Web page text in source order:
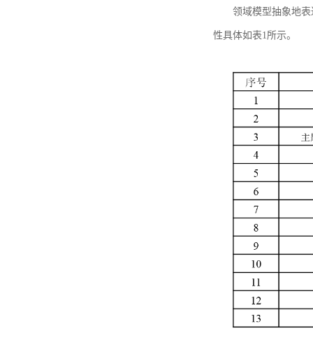
领域模型抽象地
性具体如表1所示。